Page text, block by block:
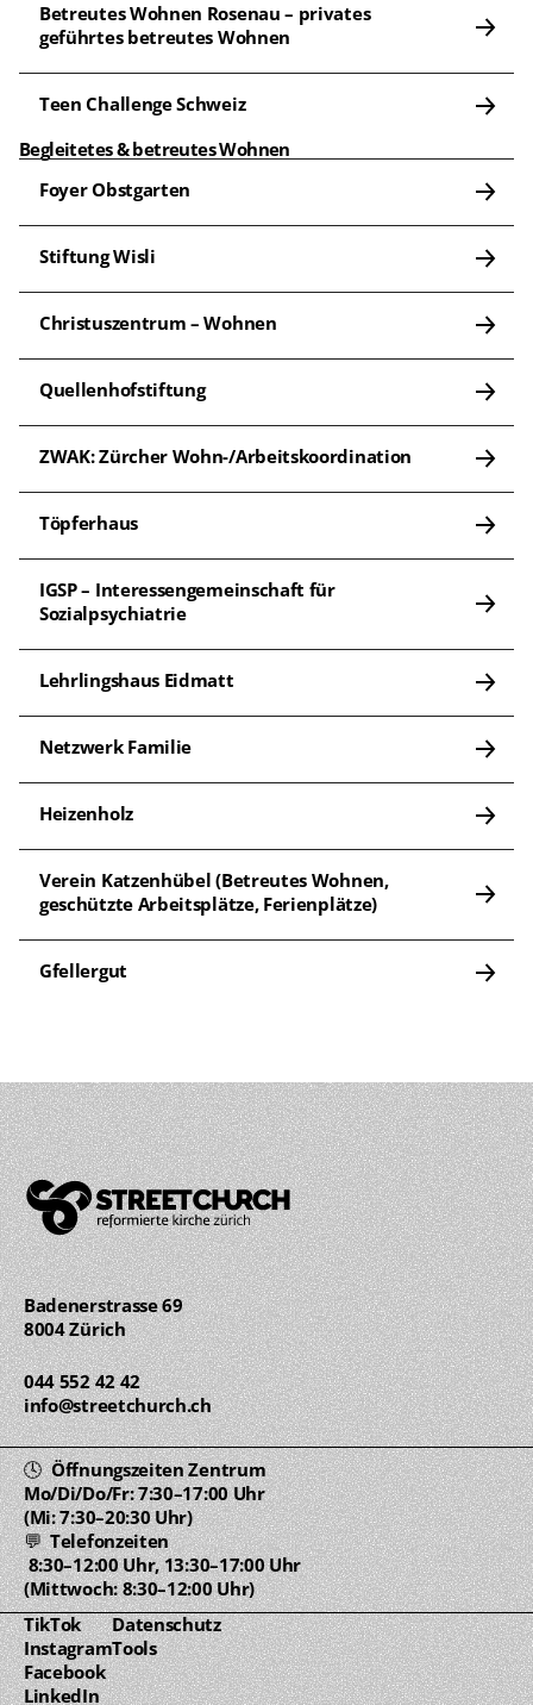
Betreutes Wohnen Rosenau – privates
geführtes betreutes Wohnen
Teen Challenge Schweiz
Begleitetes & betreutes Wohnen
Foyer Obstgarten
Stiftung Wisli
Christuszentrum – Wohnen
Quellenhofstiftung
ZWAK: Zürcher Wohn-/Arbeitskoordination
Töpferhaus
IGSP – Interessengemeinschaft für
Sozialpsychiatrie
Lehrlingshaus Eidmatt
Netzwerk Familie
Heizenholz
Verein Katzenhübel (Betreutes Wohnen,
geschützte Arbeitsplätze, Ferienplätze)
Gfellergut
Badenerstrasse 69
8004 Zürich
044 552 42 42
info@streetchurch.ch
🕓  Öffnungszeiten Zentrum
Mo/Di/Do/Fr: 7:30–17:00 Uhr
(Mi: 7:30–20:30 Uhr)
💬  Telefonzeiten
8:30–12:00 Uhr, 13:30–17:00 Uhr
(Mittwoch: 8:30–12:00 Uhr)
Datenschutz
Tools
TikTok
Instagram
Facebook
LinkedIn